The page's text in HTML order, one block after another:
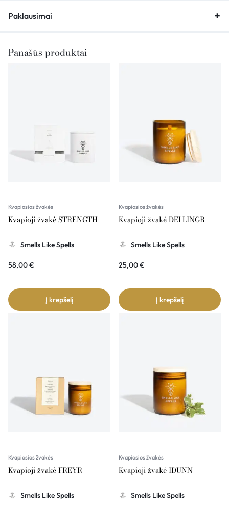
Paklausimai
Panašūs produktai
Kvapiosios žvakės
Kvapioji žvakė STRENGTH
Smells Like Spells
58,00€
Į krepšelį
Kvapiosios žvakės
Kvapioji žvakė DELLINGR
Smells Like Spells
25,00€
Į krepšelį
Kvapiosios žvakės
Kvapioji žvakė FREYR
Smells Like Spells
Kvapiosios žvakės
Kvapioji žvakė IDUNN
Smells Like Spells